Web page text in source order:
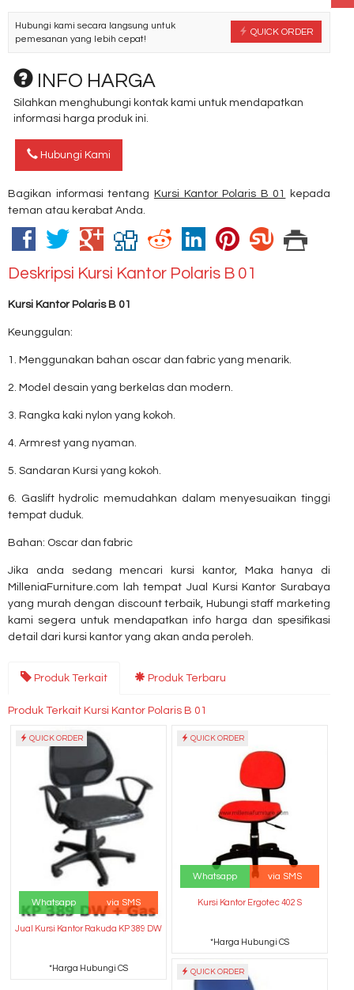
QUICK ORDER
Hubungi kami secara langsung untuk
pemesanan yang lebih cepat!
INFO HARGA
Silahkan menghubungi kontak kami untuk mendapatkan
informasi harga produk ini.
Hubungi Kami
Bagikan informasi tentang Kursi Kantor Polaris B 01
kepada
teman atau kerabat Anda.
Deskripsi Kursi Kantor Polaris B 01
Kursi Kantor Polaris B 01
Keunggulan:
1. Menggunakan bahan oscar dan fabric yang menarik.
2. Model desain yang berkelas dan modern.
3. Rangka kaki nylon yang kokoh.
4. Armrest yang nyaman.
5. Sandaran Kursi yang kokoh.
6. Gaslift hydrolic memudahkan dalam menyesuaikan tinggi
tempat duduk.
Bahan: Oscar dan fabric
Jika anda sedang mencari kursi kantor, Maka hanya di
MilleniaFurniture.com lah tempat Jual Kursi Kantor Surabaya
yang murah dengan discount terbaik, Hubungi staff marketing
kami segera untuk mendapatkan info harga dan spesifikasi
detail dari kursi kantor yang akan anda peroleh.
Produk Terkait Produk Terbaru
Produk Terkait Kursi Kantor Polaris B 01
QUICK ORDER
Whatsapp via SMS
Jual Kursi Kantor Rakuda KP 389 DW
*Harga Hubungi CS
QUICK ORDER
Whatsapp via SMS
Kursi Kantor Ergotec 402 S
*Harga Hubungi CS
QUICK ORDER